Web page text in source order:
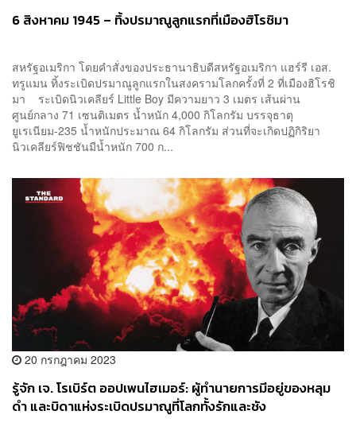
6 สิงหาคม 1945 – ทิ้งปรมาณูลูกแรกที่เมืองฮิโรชิมา
สหรัฐอเมริกา โดยคำสั่งของประธานาธิบดีสหรัฐอเมริกา แฮร์รี เอส.
ทรูแมน ทิ้งระเบิดปรมาณูลูกแรกในสงครามโลกครั้งที่ 2 ที่เมืองฮิโรชิ
มา ระเบิดนิวเคลียร์ Little Boy มีความยาว 3 เมตร เส้นผ่าน
ศูนย์กลาง 71 เซนติเมตร น้ำหนัก 4,000 กิโลกรัม บรรจุธาตุ
ยูเรเนียม-235 น้ำหนักประมาณ 64 กิโลกรัม ส่วนที่จะเกิดปฏิกิริยา
นิวเคลียร์ฟิชชันมีน้ำหนัก 700 ก...
20 กรกฎาคม 2023
รู้จัก เจ. โรเบิร์ต ออปเพนไฮเมอร์: ผู้ทำนายการมีอยู่ของหลุม
ดำ และบิดาแห่งระเบิดปรมาณูที่โลกทั้งรักและชัง